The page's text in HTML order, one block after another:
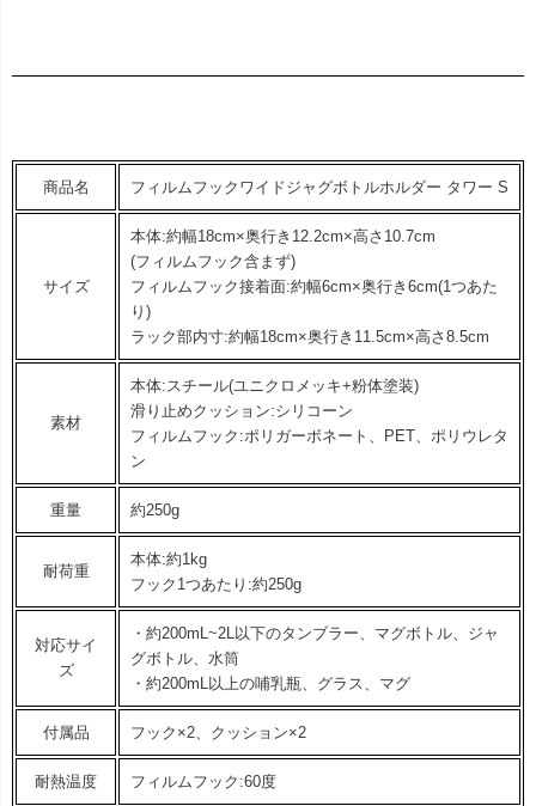
商品名 フィルムフックワイドジャグボトルホルダー タワー S
サイズ
本体:約幅18cm×奥行き12.2cm×高さ10.7cm
(フィルムフック含まず)
フィルムフック接着面:約幅6cm×奥行き6cm(1つあた
り)
ラック部内寸:約幅18cm×奥行き11.5cm×高さ8.5cm
素材
本体:スチール(ユニクロメッキ+粉体塗装)
滑り止めクッション:シリコーン
フィルムフック:ポリガーボネート、PET、ポリウレタ
ン
重量 約250g
耐荷重
本体:約1kg
フック1つあたり:約250g
対応サイ
ズ
・約200mL~2L以下のタンブラー、マグボトル、ジャ
グボトル、水筒
・約200mL以上の哺乳瓶、グラス、マグ
付属品 フック×2、クッション×2
耐熱温度 フィルムフック:60度